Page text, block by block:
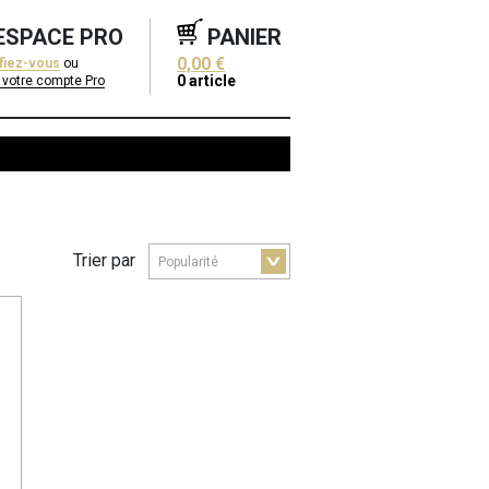
PRO
vous ou
compte Pro
PANIER
0,00 €
0article
Trier par